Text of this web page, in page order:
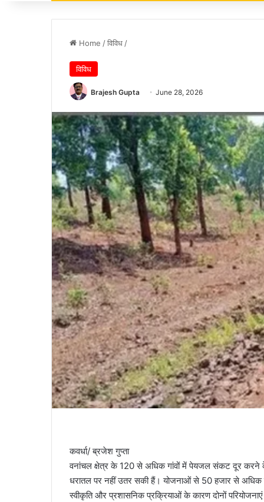
Home /विविध /
विविध
Brajesh Gupta June 28, 2026
कवर्धा/ ब्रजेश गुप्ता
वनांचल क्षेत्र के 120 से अधिक गांवों में पेयजल संकट दूर करने
धरातल पर नहीं उतर सकी हैं। योजनाओं से 50 हजार से अधिक
स्वीकृति और प्रशासनिक प्रक्रियाओं के कारण दोनों